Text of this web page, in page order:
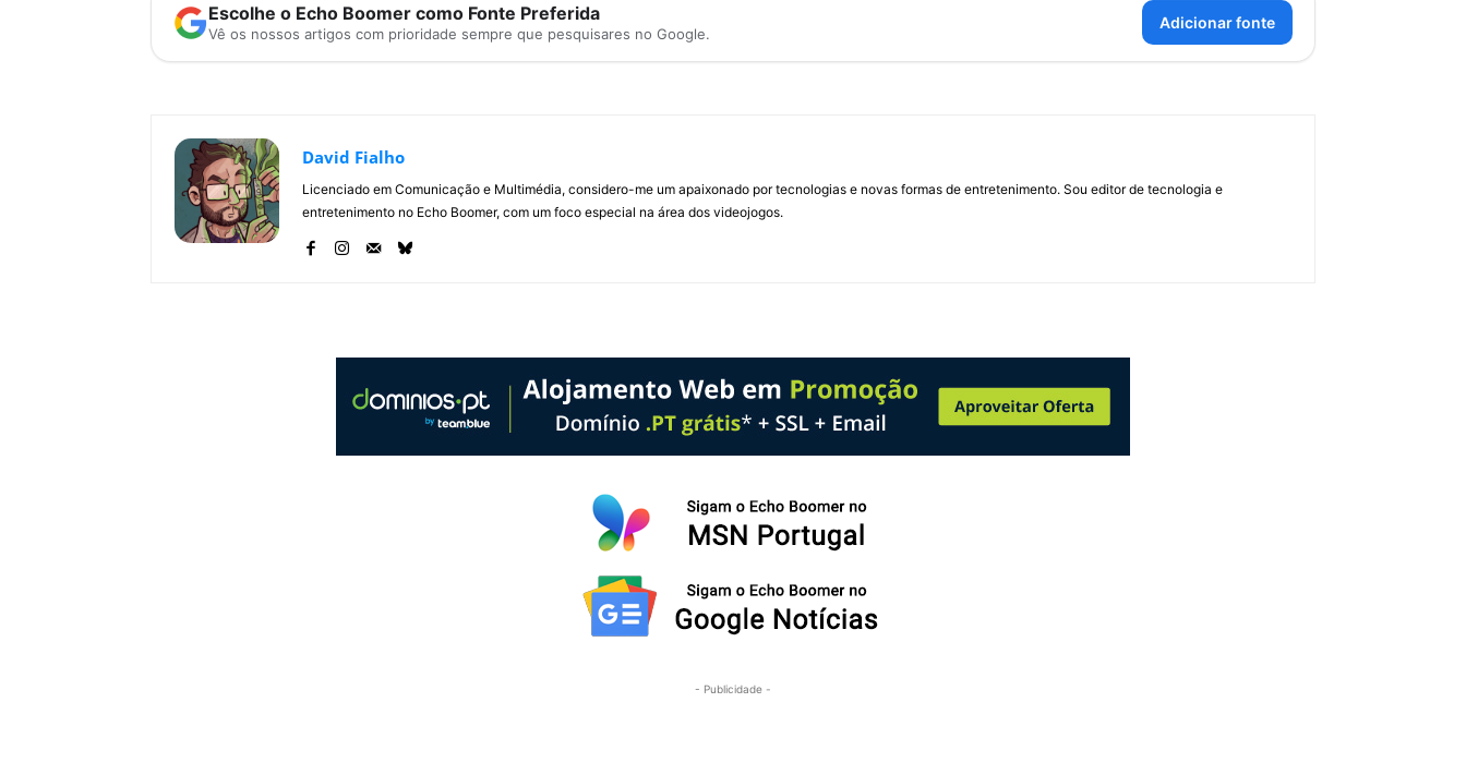
Escolhe o Echo Boomer como Fonte Preferida
Vê os nossos artigos com prioridade sempre que pesquisares no Google.
Adicionar fonte
David Fialho
Licenciado em Comunicação e Multimédia, considero-me um apaixonado por tecnologias e novas formas de entretenimento. Sou editor de tecnologia e
entretenimento no Echo Boomer, com um foco especial na área dos videojogos.
- Publicidade -